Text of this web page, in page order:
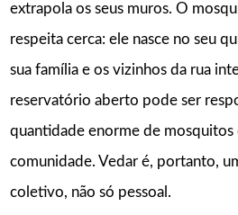
extrapola os seus muros. O
respeita cerca: ele nasce no seu
sua família e os vizinhos da rua
reservatório aberto pode ser
quantidade enorme de mosquitos
comunidade. Vedar é, portanto,
coletivo, não só pessoal.